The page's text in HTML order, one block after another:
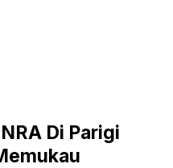
Di Parigi